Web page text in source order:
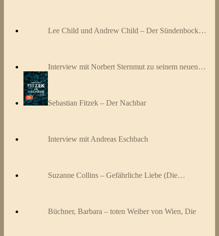
Lee Child und Andrew Child – Der Sündenbock…
Interview mit Norbert Sternmut zu seinem neuen…
Sebastian Fitzek – Der Nachbar
Interview mit Andreas Eschbach
Suzanne Collins – Gefährliche Liebe (Die…
Büchner, Barbara – toten Weiber von Wien, Die